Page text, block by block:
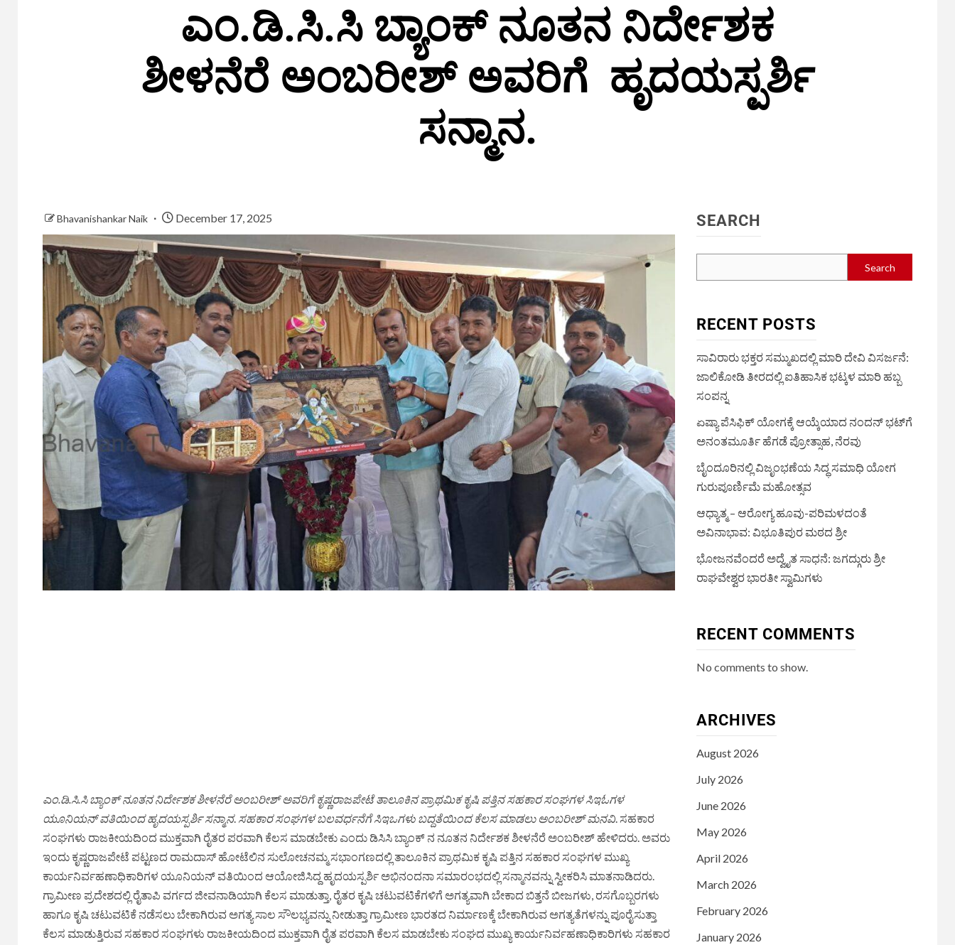
ಎಂ.ಡಿ.ಸಿ.ಸಿ ಬ್ಯಾಂಕ್ ನೂತನ ನಿರ್ದೇಶಕ
ಶೀಳನೆರೆ ಅಂಬರೀಶ್ ಅವರಿಗೆ ಹೃದಯಸ್ಪರ್ಶಿ
ಸನ್ಮಾನ.
Bhavanishankar Naik December 17, 2025
ಎಂ.ಡಿ.ಸಿ.ಸಿ ಬ್ಯಾಂಕ್ ನೂತನ ನಿರ್ದೇಶಕ ಶೀಳನೆರೆ ಅಂಬರೀಶ್ ಅವರಿಗೆ ಕೃಷ್ಣರಾಜಪೇಟೆ ತಾಲೂಕಿನ ಪ್ರಾಥಮಿಕ ಕೃಷಿ ಪತ್ತಿನ ಸಹಕಾರ ಸಂಘಗಳ ಸಿಇಓಗಳ
ಯೂನಿಯನ್ ವತಿಯಿಂದ ಹೃದಯಸ್ಪರ್ಶಿ ಸನ್ಮಾನ. ಸಹಕಾರ ಸಂಘಗಳ ಬಲವರ್ಧನೆಗೆ ಸಿಇಒಗಳು ಬದ್ದತೆಯಿಂದ ಕೆಲಸ ಮಾಡಲು ಅಂಬರೀಶ್ ಮನವಿ. ಸಹಕಾರ
ಸಂಘಗಳು ರಾಜಕೀಯದಿಂದ ಮುಕ್ತವಾಗಿ ರೈತರ ಪರವಾಗಿ ಕೆಲಸ ಮಾಡಬೇಕು ಎಂದು ಡಿಸಿಸಿ ಬ್ಯಾಂಕ್ ನ ನೂತನ ನಿರ್ದೇಶಕ ಶೀಳನೆರೆ ಅಂಬರೀಶ್ ಹೇಳಿದರು. ಅವರು
ಇಂದು ಕೃಷ್ಣರಾಜಪೇಟೆ ಪಟ್ಟಣದ ರಾಮದಾಸ್ ಹೋಟೆಲಿನ ಸುಲೋಚನಮ್ಮ ಸಭಾಂಗಣದಲ್ಲಿ ತಾಲೂಕಿನ ಪ್ರಾಥಮಿಕ ಕೃಷಿ ಪತ್ತಿನ ಸಹಕಾರ ಸಂಘಗಳ ಮುಖ್ಯ
ಕಾರ್ಯನಿರ್ವಹಣಾಧಿಕಾರಿಗಳ ಯೂನಿಯನ್ ವತಿಯಿಂದ ಆಯೋಜಿಸಿದ್ದ ಹೃದಯಸ್ಪರ್ಶಿ ಅಭಿನಂದನಾ ಸಮಾರಂಭದಲ್ಲಿ ಸನ್ಮಾನವನ್ನು ಸ್ವೀಕರಿಸಿ ಮಾತನಾಡಿದರು.
ಗ್ರಾಮೀಣ ಪ್ರದೇಶದಲ್ಲಿ ರೈತಾಪಿ ವರ್ಗದ ಜೀವನಾಡಿಯಾಗಿ ಕೆಲಸ ಮಾಡುತ್ತಾ, ರೈತರ ಕೃಷಿ ಚಟುವಟಿಕೆಗಳಿಗೆ ಅಗತ್ಯವಾಗಿ ಬೇಕಾದ ಬಿತ್ತನೆ ಬೀಜಗಳು, ರಸಗೊಬ್ಬರಗಳು
ಹಾಗೂ ಕೃಷಿ ಚಟುವಟಿಕೆ ನಡೆಸಲು ಬೇಕಾಗಿರುವ ಅಗತ್ಯ ಸಾಲ ಸೌಲಭ್ಯವನ್ನು ನೀಡುತ್ತಾ ಗ್ರಾಮೀಣ ಭಾರತದ ನಿರ್ಮಾಣಕ್ಕೆ ಬೇಕಾಗಿರುವ ಅಗತ್ಯತೆಗಳನ್ನು ಪೂರೈಸುತ್ತಾ
ಕೆಲಸ ಮಾಡುತ್ತಿರುವ ಸಹಕಾರ ಸಂಘಗಳು ರಾಜಕೀಯದಿಂದ ಮುಕ್ತವಾಗಿ ರೈತ ಪರವಾಗಿ ಕೆಲಸ ಮಾಡಬೇಕು ಸಂಘದ ಮುಖ್ಯ ಕಾರ್ಯನಿರ್ವಹಣಾಧಿಕಾರಿಗಳು ಸಹಕಾರ
SEARCH
Search
RECENT POSTS
ಸಾವಿರಾರು ಭಕ್ತರ ಸಮ್ಮುಖದಲ್ಲಿ ಮಾರಿ ದೇವಿ ವಿಸರ್ಜನೆ:
ಜಾಲಿಕೋಡಿ ತೀರದಲ್ಲಿ ಐತಿಹಾಸಿಕ ಭಟ್ಕಳ ಮಾರಿ ಹಬ್ಬ
ಸಂಪನ್ನ
ಏಷ್ಯಾ ಪೆಸಿಫಿಕ್ ಯೋಗಕ್ಕೆ ಆಯ್ಕೆಯಾದ ನಂದನ್ ಭಟ್‌ಗೆ
ಅನಂತಮೂರ್ತಿ ಹೆಗಡೆ ಪ್ರೋತ್ಸಾಹ, ನೆರವು
ಬೈಂದೂರಿನಲ್ಲಿ ವಿಜೃಂಭಣೆಯ ಸಿದ್ಧ ಸಮಾಧಿ ಯೋಗ
ಗುರುಪೂರ್ಣಿಮೆ ಮಹೋತ್ಸವ
ಆಧ್ಯಾತ್ಮ – ಆರೋಗ್ಯ ಹೂವು-ಪರಿಮಳದಂತೆ
ಅವಿನಾಭಾವ: ವಿಭೂತಿಪುರ ಮಠದ ಶ್ರೀ
ಭೋಜನವೆಂದರೆ ಅದ್ವೈತ ಸಾಧನೆ: ಜಗದ್ಗುರು ಶ್ರೀ
ರಾಘವೇಶ್ವರ ಭಾರತೀ ಸ್ವಾಮಿಗಳು
RECENT COMMENTS
No comments to show.
ARCHIVES
August 2026
July 2026
June 2026
May 2026
April 2026
March 2026
February 2026
January 2026